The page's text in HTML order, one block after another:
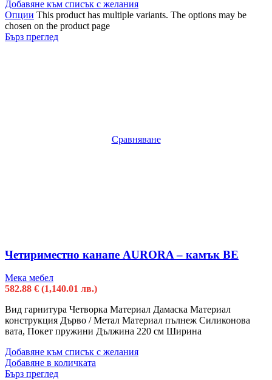
Добавяне към списък с желания
Опции This product has multiple variants. The options may be
chosen on the product page
Бърз преглед
Сравняване
Четириместно канапе AURORA – камък BE
Мека мебел
582.88 € (1,140.01 лв.)
Вид гарнитура Четворка Материал Дамаска Материал
конструкция Дърво / Метал Материал пълнеж Силиконова
вата, Покет пружини Дължина 220 см Ширина
Добавяне към списък с желания
Добавяне в количката
Бърз преглед